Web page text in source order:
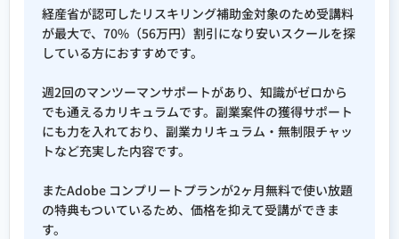
経産省が認可したリスキリング補助金対象のため受講料
が最大で、70%（56万円）割引になり安いスクールを探
している方におすすめです。
週2回のマンツーマンサポートがあり、知識がゼロから
でも通えるカリキュラムです。副業案件の獲得サポート
にも力を入れており、副業カリキュラム・無制限チャッ
トなど充実した内容です。
またAdobe コンプリートプランが2ヶ月無料で使い放題
の特典もついているため、価格を抑えて受講ができま
す。